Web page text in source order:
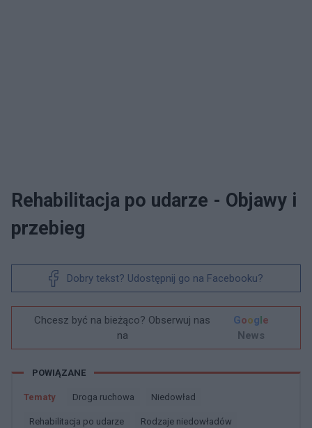
Rehabilitacja po udarze - Objawy i
przebieg
Dobry tekst? Udostępnij go na Facebooku?
Chcesz być na bieżąco? Obserwuj nas
na
Google
News
POWIĄZANE
Tematy Droga ruchowa Niedowład
Rehabilitacja po udarze Rodzaje niedowładów